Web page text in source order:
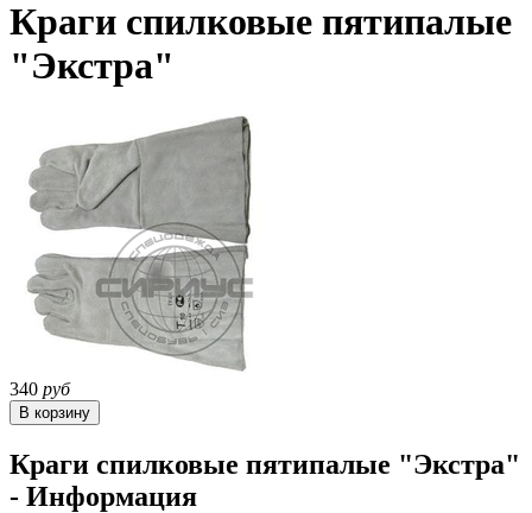
Краги спилковые пятипалые
"Экстра"
340 руб
Краги спилковые пятипалые "Экстра"
- Информация